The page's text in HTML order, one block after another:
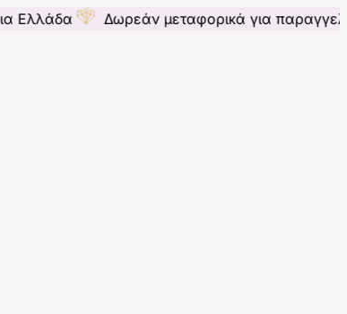
Δωρεάν μεταφορικά για παραγγελίες άνω